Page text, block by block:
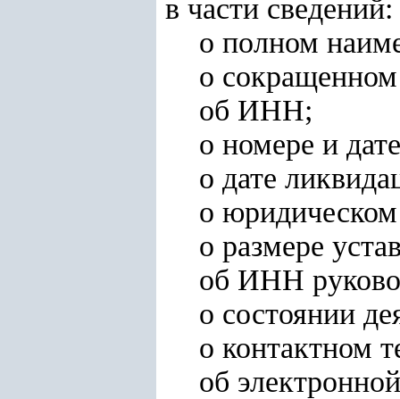
в части сведений:
о полном
о
об ИНН;
о номере и
о дате
о юридическом
о размере
об ИНН
о состоянии
о контактном
об